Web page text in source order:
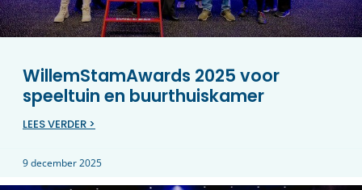
WillemStamAwards 2025 voor
speeltuin en buurthuiskamer
LEES VERDER >
9 december 2025